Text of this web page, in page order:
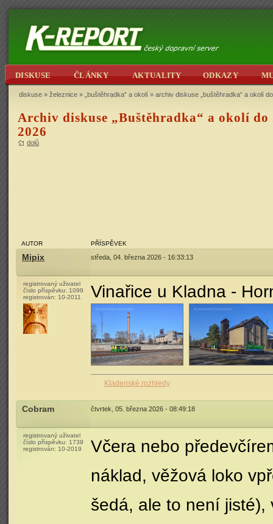
DISKUSE ČLÁNKY AKTUALITY ODKAZY
diskuse » železnice » „buštěhradka“ a okolí » archiv diskuse „buštěhradka“ a okolí
Archiv diskuse „Buštěhradka“ a okolí do
2026
dolů
AUTOR PŘÍSPĚVEK
Mipix středa, 04. března 2026 - 16:33:13
registrovaný uživatel
číslo příspěvku: 1099
registrován: 10-2011 Vinařice u Kladna -
Kladenské rozhledy
Cobram čtvrtek, 05. března 2026 - 08:49:18
registrovaný uživatel
číslo příspěvku: 1739
registrován: 10-2019
Včera nebo
náklad, věžová loko
šedá, ale to není jisté),